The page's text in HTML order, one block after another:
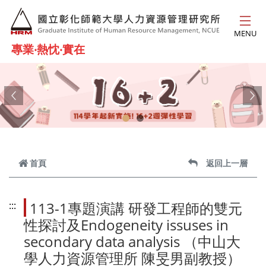
跳到主要內容
專業‧熱忱‧實在
MENU
Previous
首頁 返回上一層
:::
113-1專題演講 研發工程師的雙元
性探討及Endogeneity issuses in
secondary data analysis （中山大
學人力資源管理所 陳旻男副教授）